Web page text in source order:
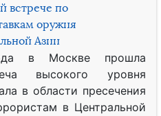
встрече по
оружия
Азии
в Москве прошла
высокого уровня
в области пресечения
в Центральной